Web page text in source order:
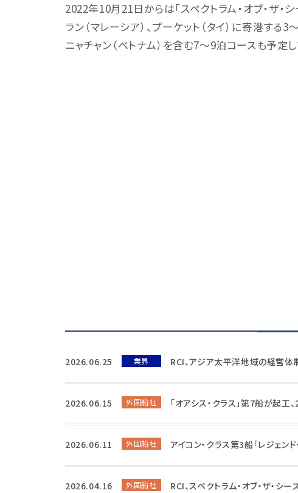
2022年10月21日からは「スペクトラム・オブ・ザ・
ラン（マレーシア）、プーケット（タイ）に寄港す
ニャチャン（ベトナム）を含む7～9泊コースも予定し
2026.06.25 業界 RCI、アジア太平洋地域の経営体
2026.06.15 外国船社 「オアシス・クラス」第7船が起
2026.06.11 外国船社 アイコン・クラス第3船「レジェンド
2026.04.16 外国船社 RCI、スペクトラム・オブ・ザ・シ